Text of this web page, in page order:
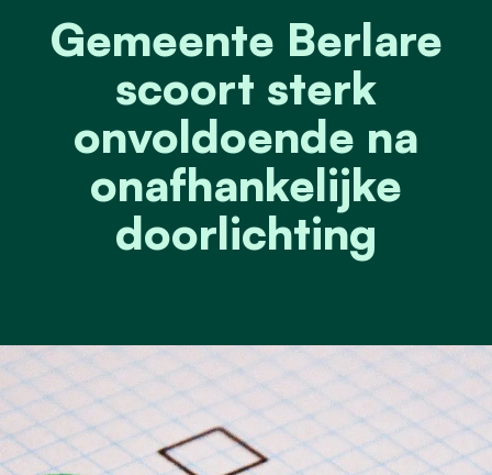
Gemeente Berlare
scoort sterk
onvoldoende na
onafhankelijke
doorlichting